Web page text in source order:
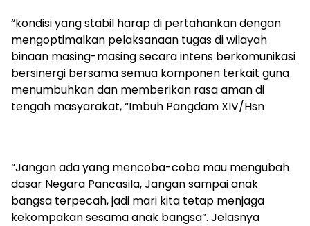
“kondisi yang stabil harap di pertahankan dengan
mengoptimalkan pelaksanaan tugas di wilayah
binaan masing-masing secara intens berkomunikasi
bersinergi bersama semua komponen terkait guna
menumbuhkan dan memberikan rasa aman di
tengah masyarakat, “Imbuh Pangdam XIV/Hsn
“Jangan ada yang mencoba-coba mau mengubah
dasar Negara Pancasila, Jangan sampai anak
bangsa terpecah, jadi mari kita tetap menjaga
kekompakan sesama anak bangsa”. Jelasnya